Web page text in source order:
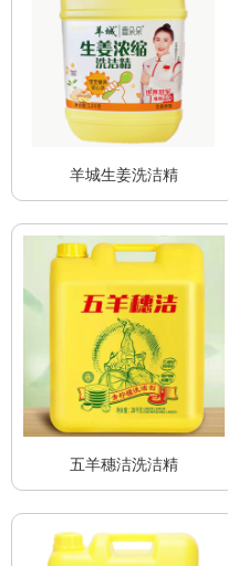
羊城生姜洗洁精
五羊穗洁洗洁精